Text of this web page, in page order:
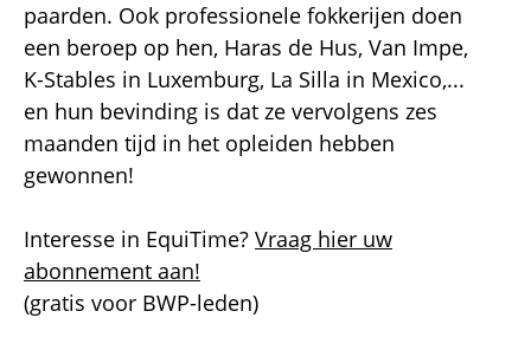
paarden. Ook professionele fokkerijen doen
een beroep op hen, Haras de Hus, Van Impe,
K-Stables in Luxemburg, La Silla in Mexico,...
en hun bevinding is dat ze vervolgens zes
maanden tijd in het opleiden hebben
gewonnen!
Interesse in EquiTime? Vraag hier uw
abonnement aan!
(gratis voor BWP-leden)